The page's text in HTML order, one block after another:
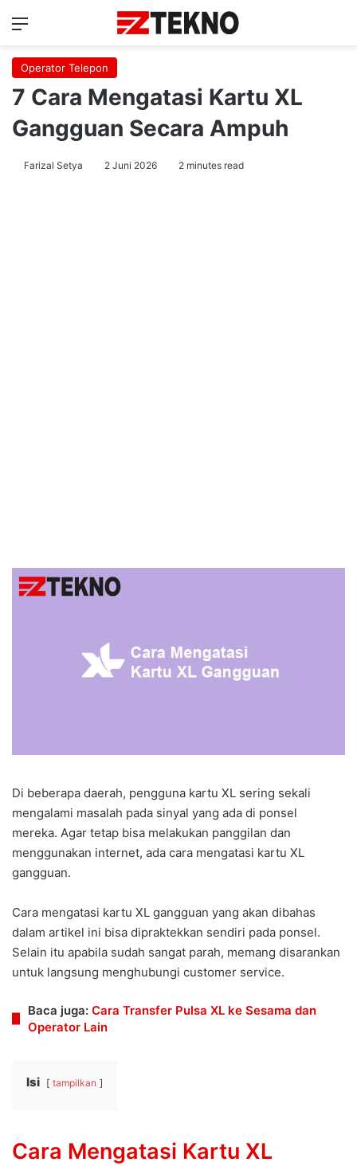
Menu
Operator Telepon
7 Cara Mengatasi Kartu XL
Gangguan Secara Ampuh
Farizal Setya 2 Juni 2026 2 minutes read
Di beberapa daerah, pengguna kartu XL sering sekali
mengalami masalah pada sinyal yang ada di ponsel
mereka. Agar tetap bisa melakukan panggilan dan
menggunakan internet, ada cara mengatasi kartu XL
gangguan.
Cara mengatasi kartu XL gangguan yang akan dibahas
dalam artikel ini bisa dipraktekkan sendiri pada ponsel.
Selain itu apabila sudah sangat parah, memang disarankan
untuk langsung menghubungi customer service.
Baca juga: Cara Transfer Pulsa XL ke Sesama dan
Operator Lain
Isi tampilkan
Cara Mengatasi Kartu XL